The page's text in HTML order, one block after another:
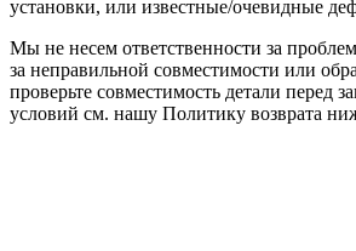
установки, или известные/очевидные
Мы не несем ответственности за
за неправильной совместимости или
проверьте совместимость детали перед
условий см. нашу Политику возврата